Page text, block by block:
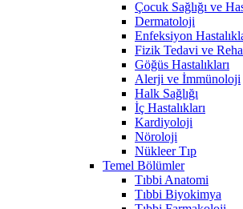
Çocuk Sağlığı ve
Dermatoloji
Enfeksiyon
Fizik Tedavi ve
Göğüs Hastalıkları
Alerji ve İmmünoloji
Halk Sağlığı
İç Hastalıkları
Kardiyoloji
Nöroloji
Nükleer Tıp
Temel Bölümler
Tıbbi Anatomi
Tıbbi Biyokimya